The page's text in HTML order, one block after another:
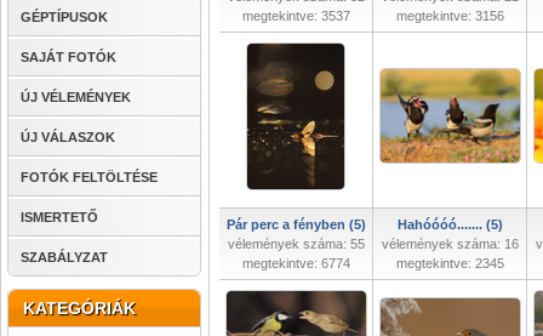
GÉPTÍPUSOK
SAJÁT FOTÓK
ÚJ VÉLEMÉNYEK
ÚJ VÁLASZOK
FOTÓK FELTÖLTÉSE
ISMERTETŐ
SZABÁLYZAT
KATEGÓRIÁK
megtekintve: 3537
megtekintve: 3156
Pár perc a fényben (5)
vélemények száma: 55
megtekintve: 6774
Hahóóóó....... (5)
vélemények száma: 16
megtekintve: 2345